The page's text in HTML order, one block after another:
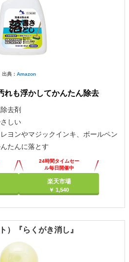
出典： Amazon
れも浮かしてかんたん除去
去剤
しい
ヨンやマジックインキ、ボールペン
たんに落とす
24時間タイムセー
ル毎日開催中
楽天市場
￥ 1,540
）『らくがき消し』